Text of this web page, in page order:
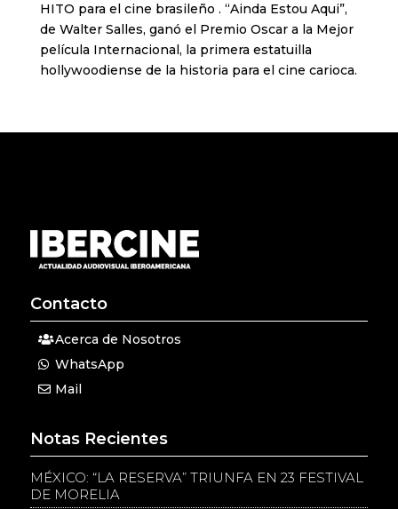
HITO para el cine brasileño . “Ainda Estou Aqui”,
de Walter Salles, ganó el Premio Oscar a la Mejor
película Internacional, la primera estatuilla
hollywoodiense de la historia para el cine carioca.
Contacto
Acerca de Nosotros
WhatsApp
Mail
Notas Recientes
MÉXICO: “LA RESERVA” TRIUNFA EN 23 FESTIVAL
DE MORELIA